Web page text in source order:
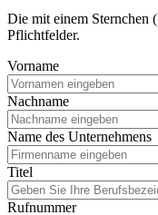
Die mit einem Sternchen
Pflichtfelder.
Vorname
Nachname
Name des Unternehmens
Titel
Rufnummer